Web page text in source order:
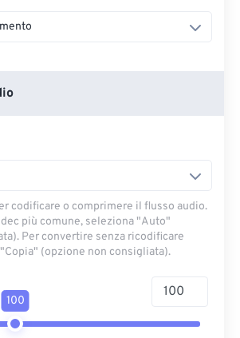
codificare o comprimere il flusso audio.
più comune, seleziona "Auto"
Per convertire senza ricodificare
(opzione non consigliata).
100